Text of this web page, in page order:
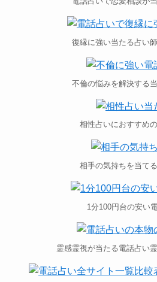
復縁に強い当たる占い
不倫の悩みを解決する
相性占いにおすすめ
相手の気持ちを当て
1分100円台の安い
霊感霊視が当たる電話占い